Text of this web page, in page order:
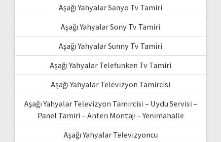
Aşağı Yahyalar Sanyo Tv Tamiri
Aşağı Yahyalar Sony Tv Tamiri
Aşağı Yahyalar Sunny Tv Tamiri
Aşağı Yahyalar Telefunken Tv Tamiri
Aşağı Yahyalar Televizyon Tamircisi
Aşağı Yahyalar Televizyon Tamircisi – Uydu Servisi –
Panel Tamiri – Anten Montajı – Yenimahalle
Aşağı Yahyalar Televizyoncu